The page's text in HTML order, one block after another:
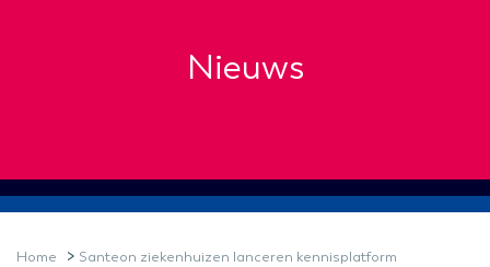
Nieuws
Home > Santeon ziekenhuizen lanceren kennisplatform